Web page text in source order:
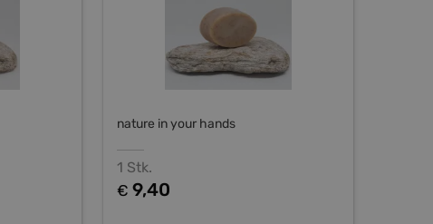
nature in your hands
1 Stk.
€ 9,40